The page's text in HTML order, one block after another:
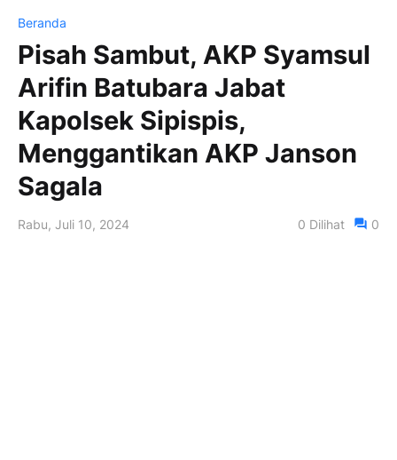
Beranda
Pisah Sambut, AKP Syamsul
Arifin Batubara Jabat
Kapolsek Sipispis,
Menggantikan AKP Janson
Sagala
Rabu, Juli 10, 2024 0 Dilihat 0